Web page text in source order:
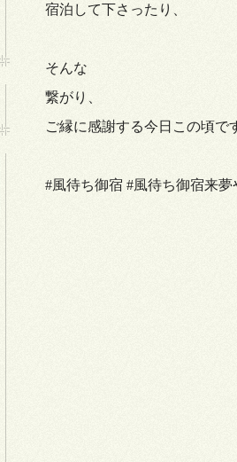
宿泊して下さったり、
そんな
繋がり、
ご縁に感謝する今日この頃で
#風待ち御宿 #風待ち御宿来